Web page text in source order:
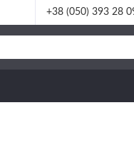
+38 (050) 393 28